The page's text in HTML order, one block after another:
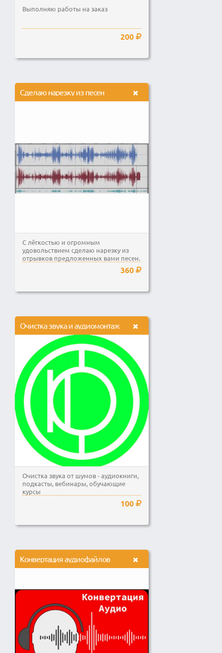
Выполняю работы на заказ
200
Сделаю нарезку из песен
С лёгкостью и огромным
удовольствием сделаю нарезку из
отрывков предложенных вами песен.
360
Очистка звука и аудиомонтаж
Очистка звука от шумов - аудиокниги,
подкасты, вебинары, обучающие
курсы
100
Конвертация аудиофайлов